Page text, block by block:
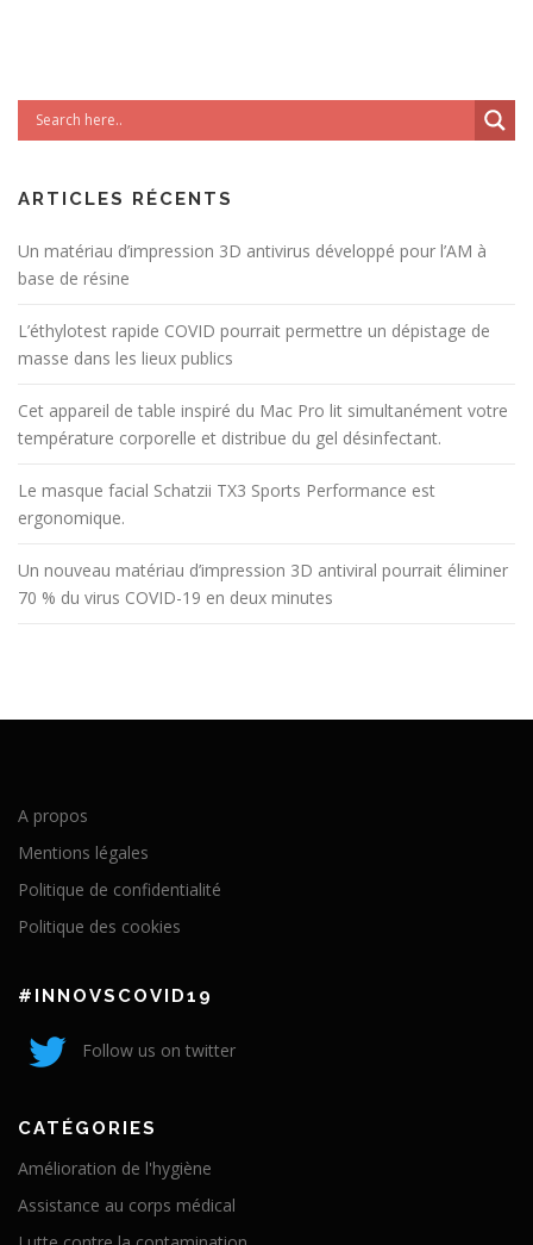
ARTICLES RÉCENTS
Un matériau d’impression 3D antivirus développé pour l’AM à
base de résine
L’éthylotest rapide COVID pourrait permettre un dépistage de
masse dans les lieux publics
Cet appareil de table inspiré du Mac Pro lit simultanément votre
température corporelle et distribue du gel désinfectant.
Le masque facial Schatzii TX3 Sports Performance est
ergonomique.
Un nouveau matériau d’impression 3D antiviral pourrait éliminer
70 % du virus COVID-19 en deux minutes
A propos
Mentions légales
Politique de confidentialité
Politique des cookies
#INNOVSCOVID19
Follow us on twitter
CATÉGORIES
Amélioration de l'hygiène
Assistance au corps médical